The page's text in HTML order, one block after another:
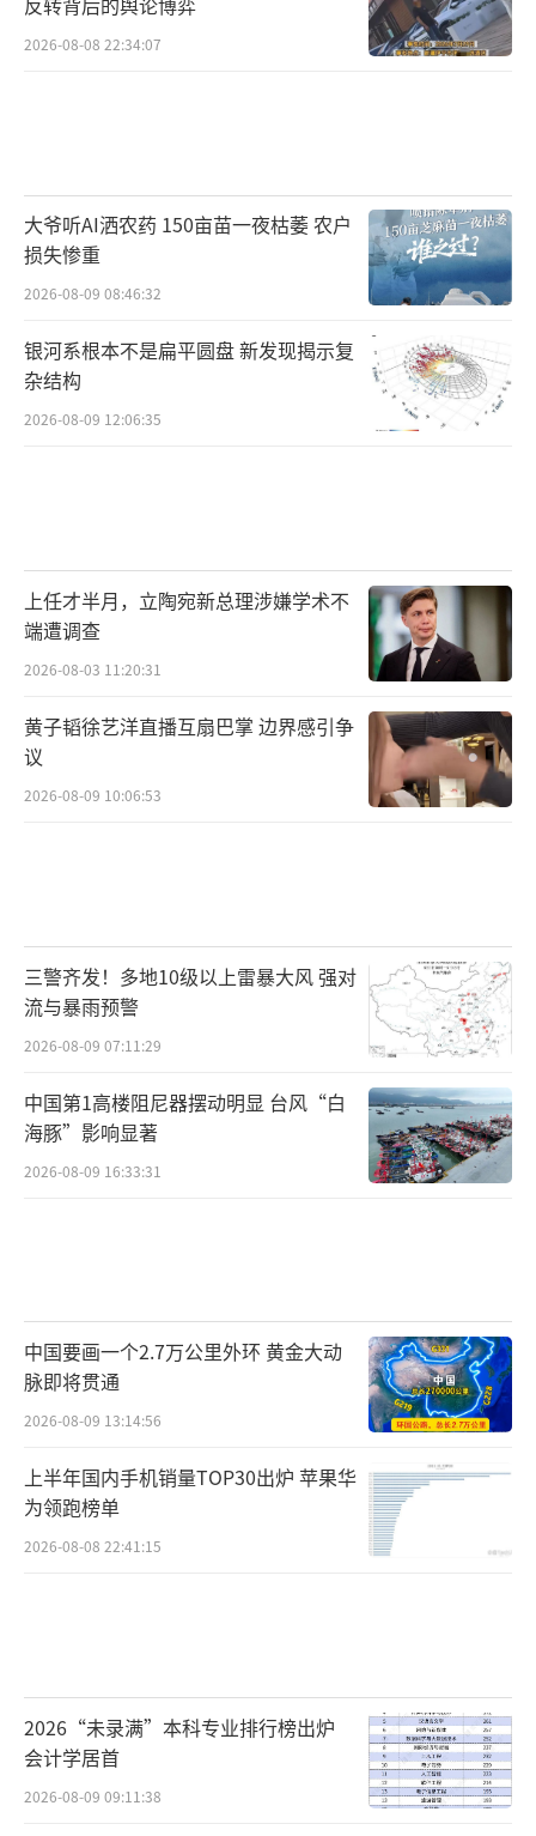
2026-08-08 22:34:07
大爷听AI洒农药 150亩苗一夜枯萎 农户
损失惨重
2026-08-09 08:46:32
银河系根本不是扁平圆盘 新发现揭示复
杂结构
2026-08-09 12:06:35
上任才半月，立陶宛新总理涉嫌学术不
端遭调查
2026-08-03 11:20:31
黄子韬徐艺洋直播互扇巴掌 边界感引争
议
2026-08-09 10:06:53
三警齐发！多地10级以上雷暴大风 强对
流与暴雨预警
2026-08-09 07:11:29
中国第1高楼阻尼器摆动明显 台风“白
海豚”影响显著
2026-08-09 16:33:31
中国要画一个2.7万公里外环 黄金大动
脉即将贯通
2026-08-09 13:14:56
上半年国内手机销量TOP30出炉 苹果华
为领跑榜单
2026-08-08 22:41:15
2026“未录满”本科专业排行榜出炉
会计学居首
2026-08-09 09:11:38